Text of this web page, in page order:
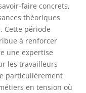
faire concrets,
théoriques
Cette période
à renforcer
une expertise
les travailleurs
particulièrement
en tension où